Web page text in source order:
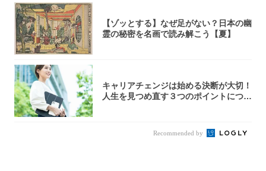
【ゾッとする】なぜ足がない？日本の幽
霊の秘密を名画で読み解こう【夏】
キャリアチェンジは始める決断が大切！
人生を見つめ直す３つのポイントについ
Recommended by